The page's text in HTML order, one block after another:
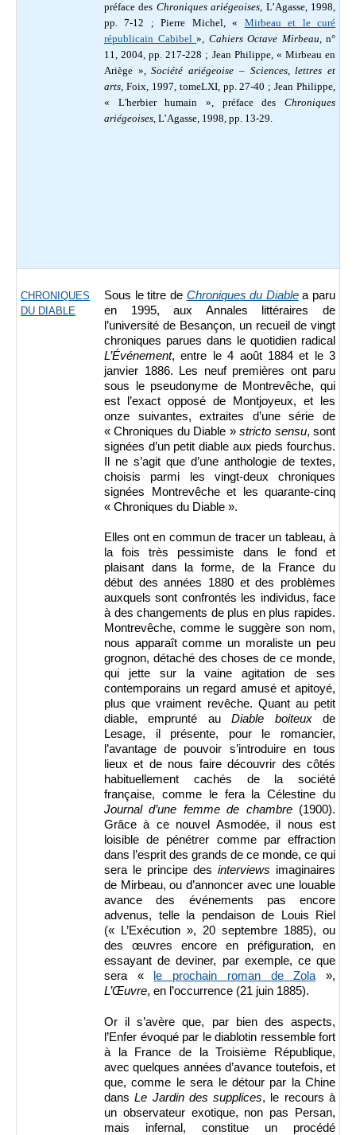
préface des Chroniques ariégeoises, L’Agasse, 1998,
pp. 7-12 ;Pierre Michel, « Mirbeau et le curé
républicain Cabibel », Cahiers Octave Mirbeau, n°
11, 2004, pp. 217-228 ; Jean Philippe, « Mirbeau en
Ariège »,Société ariégeoise – Sciences, lettres et
arts, Foix, 1997, tomeLXI, pp. 27-40 ; Jean Philippe,
« L'herbier humain », préface des Chroniques
ariégeoises, L’Agasse, 1998, pp. 13-29.
CHRONIQUES
DU DIABLE
Sous le titre de Chroniques du Diable a paru
en 1995, aux Annales littéraires de
l’université de Besançon, un recueil de vingt
chroniques parues dans le quotidien radical
L’Événement, entre le 4 août 1884 et le 3
janvier 1886. Les neuf premières ont paru
sous le pseudonyme de Montrevêche, qui
est l’exact opposé de Montjoyeux, et les
onze suivantes, extraites d’une série de
« Chroniques du Diable »stricto sensu, sont
signées d’un petit diable aux pieds fourchus.
Il ne s’agit que d’une anthologie de textes,
choisis parmi les vingt-deux chroniques
signées Montrevêche et les quarante-cinq
« Chroniques du Diable ».
Elles ont en commun de tracer un tableau, à
la fois très pessimiste dans le fond et
plaisant dans la forme, de la France du
début des années 1880 et des problèmes
auxquels sont confrontés les individus, face
à des changements de plus en plus rapides.
Montrevêche, comme le suggère son nom,
nous apparaît comme un moraliste un peu
grognon, détaché des choses de ce monde,
qui jette sur la vaine agitation de ses
contemporains un regard amusé et apitoyé,
plus que vraiment revêche. Quant au petit
diable, emprunté auDiable boiteuxde
Lesage, il présente, pour le romancier,
l’avantage de pouvoir s’introduire en tous
lieux et de nous faire découvrir des côtés
habituellement cachés de la société
française, comme le fera la Célestine du
Journal d’une femme de chambre(1900).
Grâce à ce nouvel Asmodée, il nous est
loisible de pénétrer comme par effraction
dans l’esprit des grands de ce monde, ce qui
sera le principe des interviews imaginaires
de Mirbeau, ou d’annoncer avec une louable
avance des événements pas encore
advenus, telle la pendaison de Louis Riel
(« L’Exécution », 20 septembre 1885), ou
des œuvres encore en préfiguration, en
essayant de deviner, par exemple, ce que
sera «
le prochain roman de Zola»,
L’Œuvre, en l’occurrence (21 juin 1885).
Or il s’avère que, par bien des aspects,
l’Enfer évoqué par le diablotin ressemble fort
à la France de la Troisième République,
avec quelques années d’avance toutefois, et
que, comme le sera le détour par la Chine
dansLe Jardin des supplices, le recours à
un observateur exotique, non pas Persan,
mais infernal, constitue un procédé